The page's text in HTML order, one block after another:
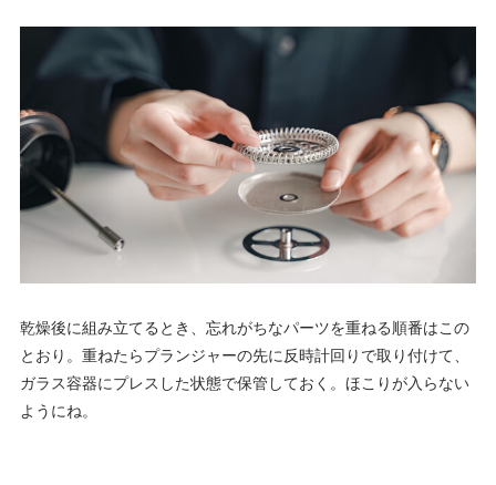
乾燥後に組み立てるとき、忘れがちなパーツを重ねる順番はこの
とおり。重ねたらプランジャーの先に反時計回りで取り付けて、
ガラス容器にプレスした状態で保管しておく。ほこりが入らない
ようにね。